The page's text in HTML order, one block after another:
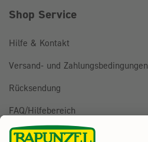
Shop Service
Hilfe & Kontakt
Versand- und Zahlungsbedingungen
Rücksendung
FAQ/Hilfebereich
BESTELLUNG WIDERRUFEN